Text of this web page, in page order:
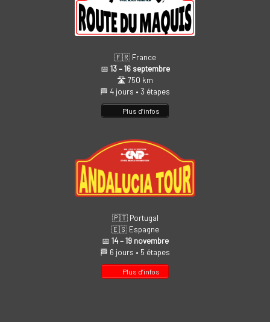
🇫🇷 France
📅 13 – 16 septembre
🛣️ 750 km
🏁 4 jours • 3 étapes
Plus d’infos
🇵🇹 Portugal
🇪🇸 Espagne
📅 14 – 19 novembre
🏁 6 jours • 5 étapes
Plus d’infos